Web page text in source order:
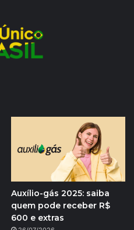
Auxílio-gás 2025: saiba
quem pode receber R$
600 e extras